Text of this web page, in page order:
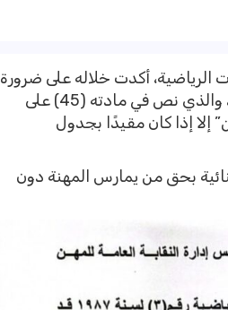
الرياضية، أكدت خلاله على ضرورة
الالتزام بأحكام قانون نقابة المهن الرياضية رقم (3) لسنة 1987، والذي نص في مادته (45) على
إلا إذا كان مقيدًا بجدول
جنائية بحق من يمارس المهنة دون